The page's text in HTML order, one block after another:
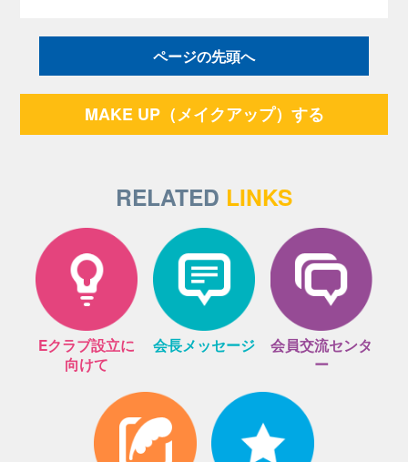
ページの先頭へ
MAKE UP（メイクアップ）する
RELATED LINKS
Eクラブ設立に
向けて
会長メッセージ
会員交流センタ
ー